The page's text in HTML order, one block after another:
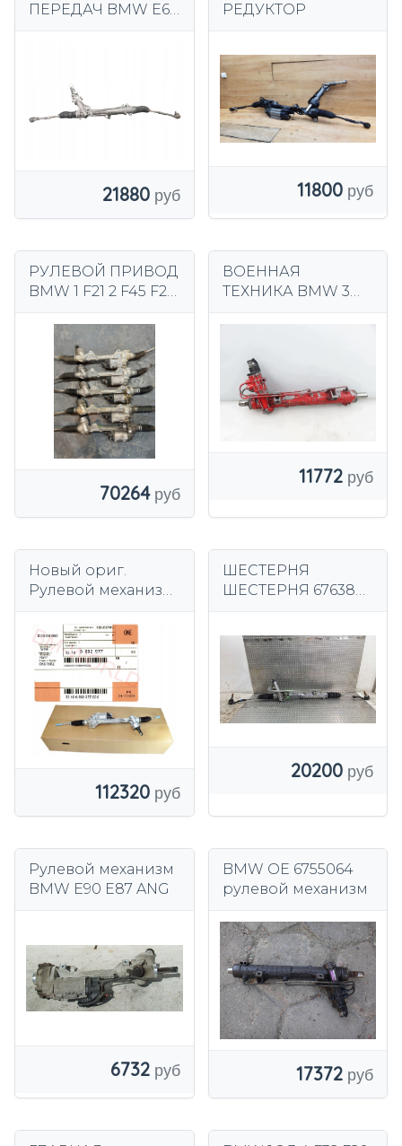
ПЕРЕДАЧ BMW E60
21880
РЕДУКТОР
11800
РУЛЕВОЙ ПРИВОД
BMW 1 F21 2 F45 F23
Проверено ОК
70264
ВОЕННАЯ
ТЕХНИКА BMW 3
11772
Новый ориг.
Рулевой механизм
официального
дилера.
112320
ШЕСТЕРНЯ
ШЕСТЕРНЯ 6763807
E93
20200
Рулевой механизм
BMW E90 E87 ANG
6732
BMW OE 6755064
рулевой механизм
17372